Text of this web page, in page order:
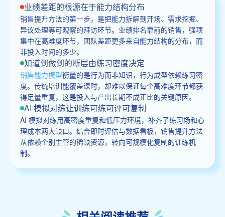
业绩差距的根源在于能力结构分布
销售提升方法的第一步，是把能力拆解到开场、需求挖掘、
异议处理等可观察的拜访环节。业绩排名靠前的销售，强项
集中在高难度环节，团队差距更多来自能力结构的分布，而
非投入时间的多少。
知道到做到的断层由练习密度决定
销售能力模型衡量的是行为而非知识，行为成型依赖练习密
度。传统培训能覆盖课时，却难以保证每个高难度环节都获
得足量重复，这是投入与产出长期不成正比的关键原因。
AI 模拟对练让训练可练可评可复制
AI 模拟对练用高密度重复和低压力环境，补齐了练习场和心
理成本两大缺口。结合即时评估与数据看板，销售提升方法
从依赖个别主管的稀缺资源，转向可规模化复制的训练机
制。